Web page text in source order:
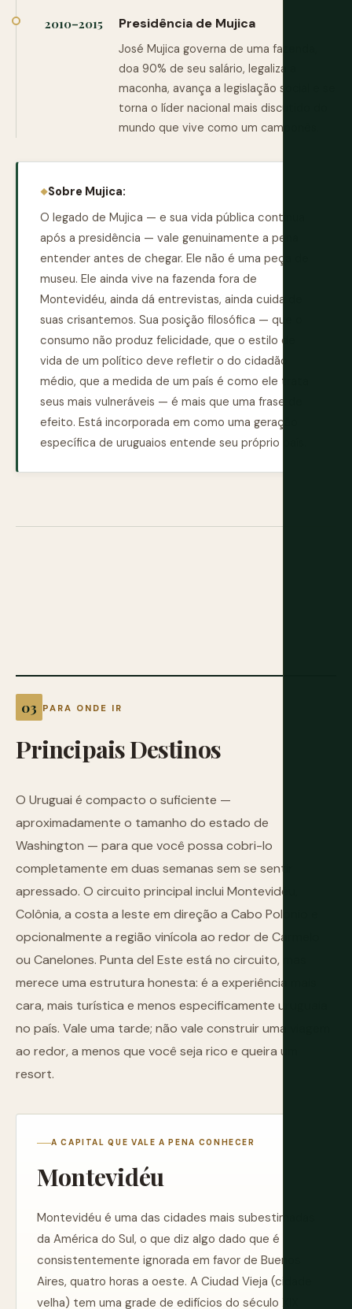
2010–2015 Presidência de Mujica
José Mujica governa de uma fazenda,
doa 90% de seu salário, legaliza a
maconha, avança a legislação social e se
torna o líder nacional mais discutido do
mundo que vive como um camponês.
Sobre Mujica:
O legado de Mujica — e sua vida pública contínua
após a presidência — vale genuinamente a pena
entender antes de chegar. Ele não é uma peça de
museu. Ele ainda vive na fazenda fora de
Montevidéu, ainda dá entrevistas, ainda cuida de
suas crisantemos. Sua posição filosófica — que o
consumo não produz felicidade, que o estilo de
vida de um político deve refletir o do cidadão
médio, que a medida de um país é como ele trata
seus mais vulneráveis — é mais que uma frase de
efeito. Está incorporada em como uma geração
específica de uruguaios entende seu próprio país.
PARA ONDE IR
PrincipaisDestinos
O Uruguai é compacto o suficiente —
aproximadamente o tamanho do estado de
Washington — para que você possa cobri-lo
completamente em duas semanas sem se sentir
apressado. O circuito principal inclui Montevidéu,
Colônia, a costa a leste em direção a Cabo Polonio e
opcionalmente a região vinícola ao redor de Carmelo
ou Canelones. Punta del Este está no circuito, mas
merece uma estrutura honesta: é a experiência mais
cara, mais turística e menos especificamente uruguaia
no país. Vale uma tarde; não vale construir uma viagem
ao redor, a menos que você seja rico e queira um
resort.
A CAPITAL QUE VALE A PENA CONHECER
Montevidéu
Montevidéu é uma das cidades mais subestimadas
da América do Sul, o que diz algo dado que é
consistentemente ignorada em favor de Buenos
Aires, quatro horas a oeste. A Ciudad Vieja (cidade
velha) tem uma grade de edifícios do século XIX